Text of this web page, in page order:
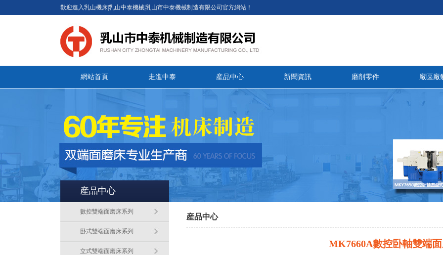
歡迎進入乳山機床|乳山中泰機械|乳山市中泰機械制造有限公司官方網站！
網站首頁 走進中泰 産品中心 新聞資訊 磨削零件 廠區廠
産品中心
數控雙端面磨床系列
卧式雙端面磨床系列
立式雙端面磨床系列
産品中心
MK7660A數控卧軸雙端